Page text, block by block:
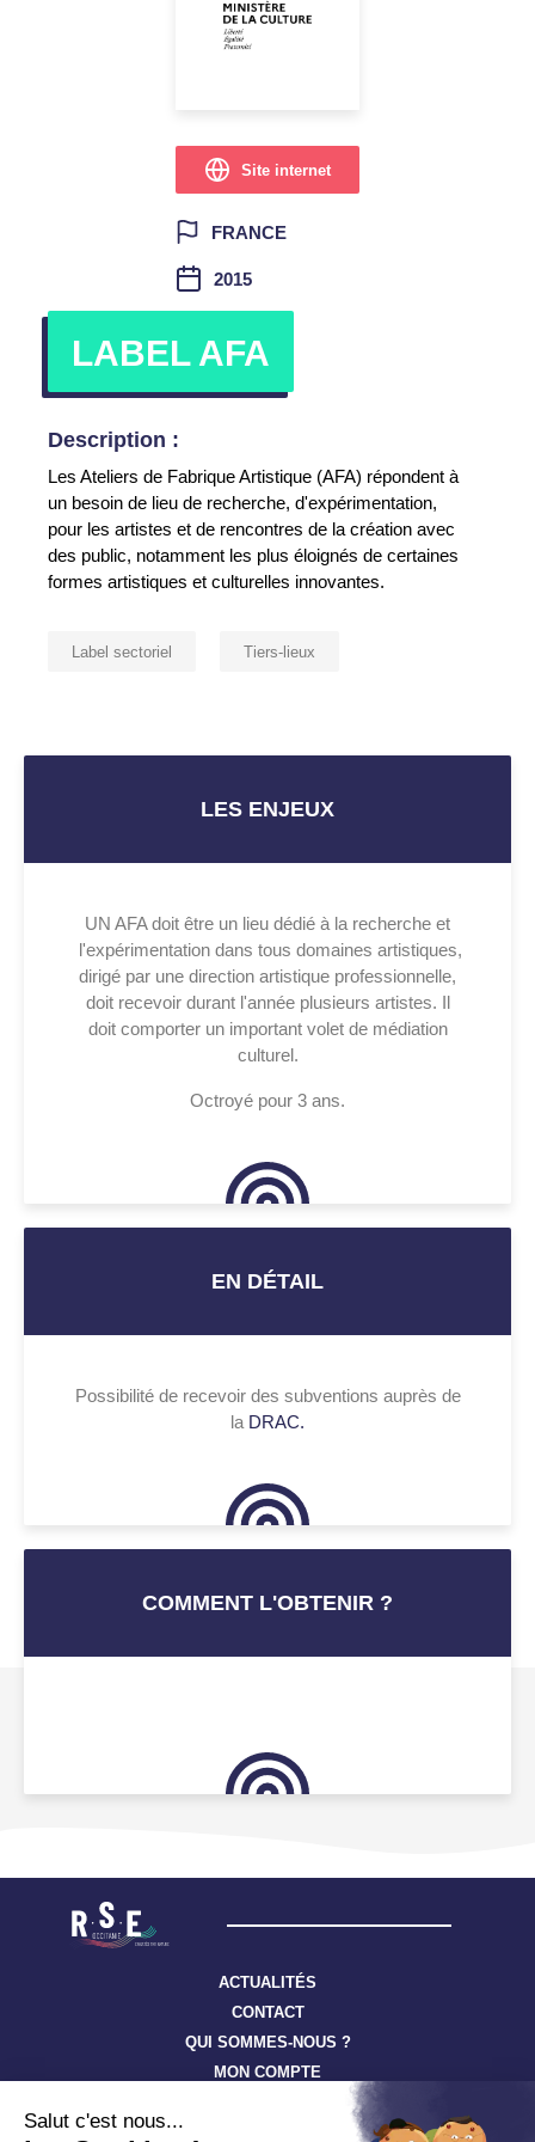
Site internet
FRANCE
2015
LABEL AFA
Description :
Les Ateliers de Fabrique Artistique (AFA) répondent à
un besoin de lieu de recherche, d'expérimentation,
pour les artistes et de rencontres de la création avec
des public, notamment les plus éloignés de certaines
formes artistiques et culturelles innovantes.
Label sectoriel Tiers-lieux
LES ENJEUX
UN AFA doit être un lieu dédié à la recherche et
l'expérimentation dans tous domaines artistiques,
dirigé par une direction artistique professionnelle,
doit recevoir durant l'année plusieurs artistes. Il
doit comporter un important volet de médiation
culturel.
Octroyé pour 3 ans.
EN DÉTAIL
Possibilité de recevoir des subventions auprès de
la DRAC.
COMMENT L'OBTENIR ?
ACTUALITÉS
CONTACT
QUI SOMMES-NOUS ?
MON COMPTE